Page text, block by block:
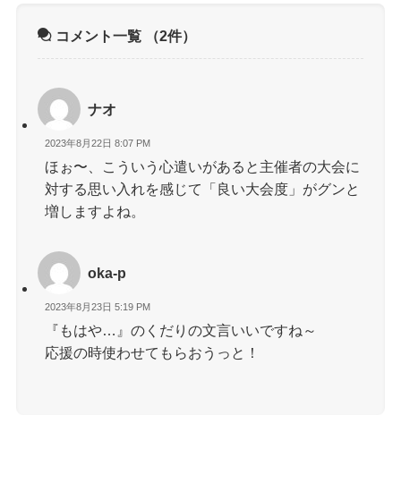
コメント一覧 （2件）
ナオ
2023年8月22日 8:07 PM
ほぉ〜、こういう心遣いがあると主催者の大会に
対する思い入れを感じて「良い大会度」がグンと
増しますよね。
oka-p
2023年8月23日 5:19 PM
『もはや…』のくだりの文言いいですね～
応援の時使わせてもらおうっと！